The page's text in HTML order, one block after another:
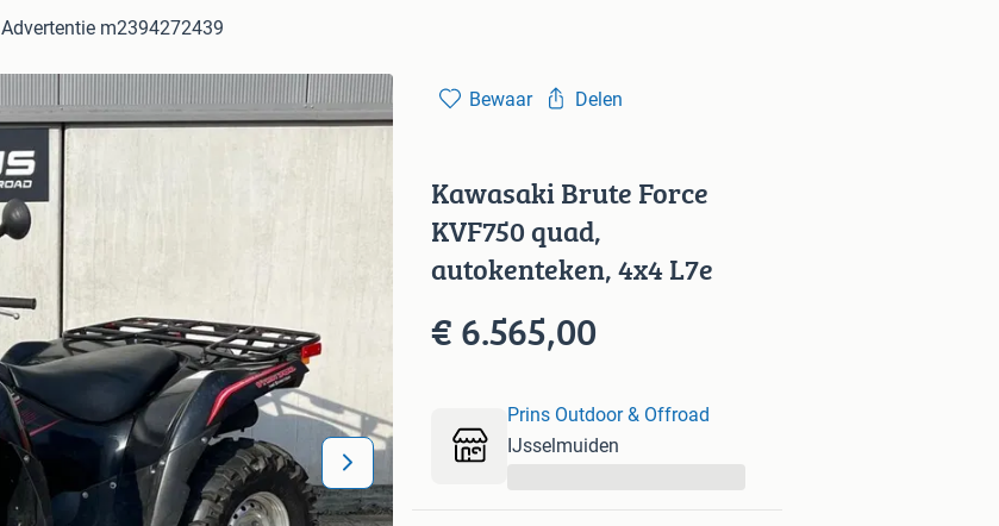
Advertentie m2394272439
Bewaar Delen
Kawasaki Brute Force
KVF750 quad,
autokenteken, 4x4 L7e
€ 6.565,00
Prins Outdoor & Offroad
IJsselmuiden